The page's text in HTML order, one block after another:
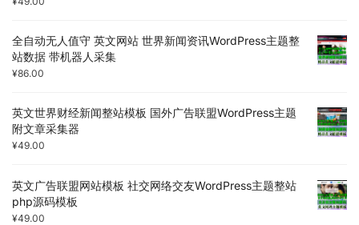
全自动无人值守 英文网站 世界新闻资讯WordPress主题整
站数据 带机器人采集
¥86.00
英文世界财经新闻整站模板 国外广告联盟WordPress主题
附文章采集器
¥49.00
英文广告联盟网站模板 社交网络交友WordPress主题整站
php源码模板
¥49.00